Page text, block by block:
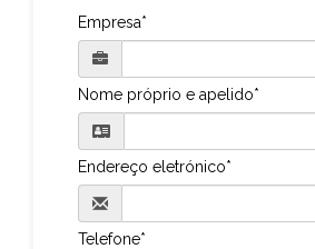
Empresa*
Nome próprio e apelido*
Endereço eletrónico*
Telefone*